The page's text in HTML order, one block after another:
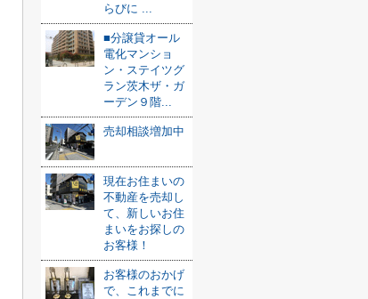
らびに ...
■分譲貸オール
電化マンショ
ン・ステイツグ
ラン茨木ザ・ガ
ーデン９階...
売却相談増加中
現在お住まいの
不動産を売却し
て、新しいお住
まいをお探しの
お客様！
お客様のおかげ
で、これまでに